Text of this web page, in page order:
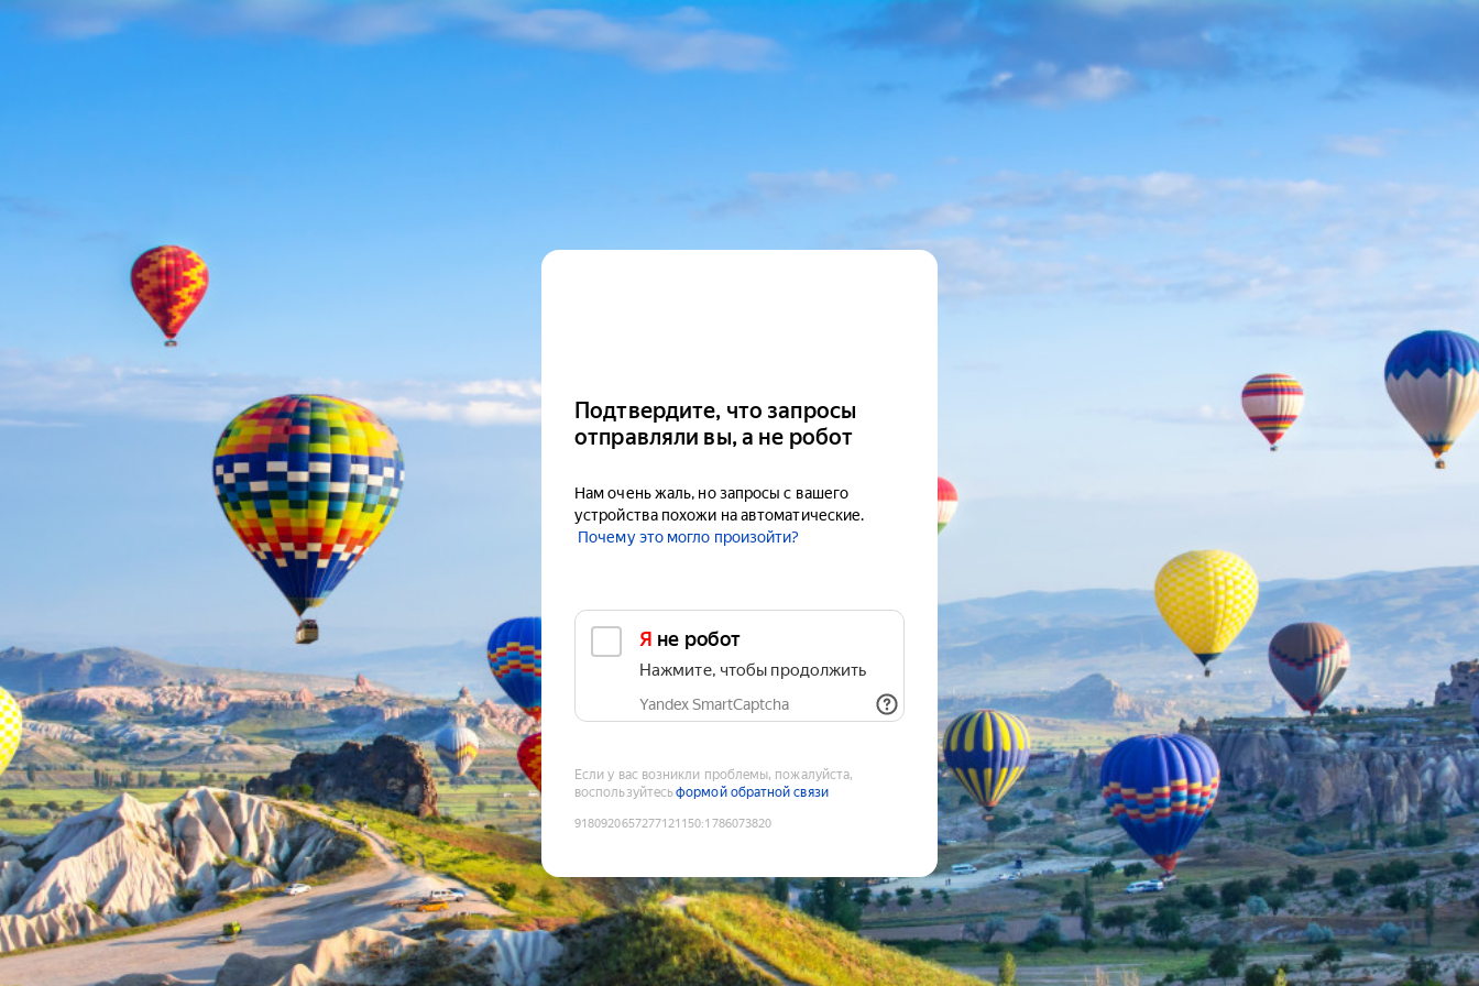
Подтвердите, что запросы
отправляли вы, а не робот
Нам очень жаль, но запросы с вашего
устройства похожи на автоматические.
Почему это могло произойти?
Я не робот
Нажмите, чтобы продолжить
Yandex SmartCaptcha
Если у вас возникли проблемы, пожалуйста,
воспользуйтесьформой обратной связи
9180920657277121150:1786073820